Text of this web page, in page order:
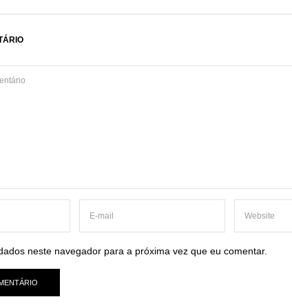
neste navegador para a próxima vez que eu comentar.